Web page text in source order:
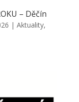
– Děčín
| Aktuality,